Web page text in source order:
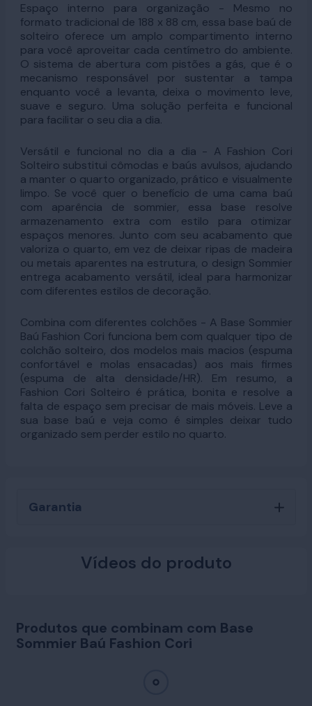
Espaço interno para organização - Mesmo no
formato tradicional de 188 x 88 cm, essa base baú de
solteiro oferece um amplo compartimento interno
para você aproveitar cada centímetro do ambiente.
O sistema de abertura com pistões a gás, que é o
mecanismo responsável por sustentar a tampa
enquanto você a levanta, deixa o movimento leve,
suave e seguro. Uma solução perfeita e funcional
para facilitar o seu dia a dia.
Versátil e funcional no dia a dia - A Fashion Cori
Solteiro substitui cômodas e baús avulsos, ajudando
a manter o quarto organizado, prático e visualmente
limpo. Se você quer o benefício de uma cama baú
com aparência de sommier, essa base resolve
armazenamento extra com estilo para otimizar
espaços menores. Junto com seu acabamento que
valoriza o quarto, em vez de deixar ripas de madeira
ou metais aparentes na estrutura, o design Sommier
entrega acabamento versátil, ideal para harmonizar
com diferentes estilos de decoração.
Combina com diferentes colchões - A Base Sommier
Baú Fashion Cori funciona bem com qualquer tipo de
colchão solteiro, dos modelos mais macios (espuma
confortável e molas ensacadas) aos mais firmes
(espuma de alta densidade/HR). Em resumo, a
Fashion Cori Solteiro é prática, bonita e resolve a
falta de espaço sem precisar de mais móveis. Leve a
sua base baú e veja como é simples deixar tudo
organizado sem perder estilo no quarto.
Garantia
Vídeos do produto
Produtos que combinam com Base
Sommier Baú Fashion Cori